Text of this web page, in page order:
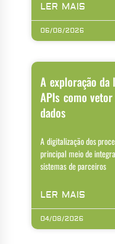
LER MAIS
06/08/2026
A exploração da
APIs como
dados
A digitalização dos
principal meio de
sistemas de parceiros
LER MAIS
04/08/2026